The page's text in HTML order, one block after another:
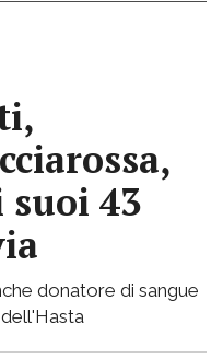
43
donatore di sangue